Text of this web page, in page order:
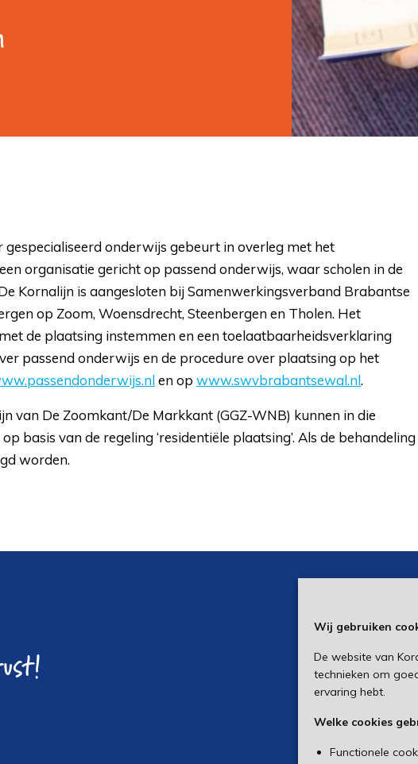
Wij gebruiken
De website van
technieken om
ervaring hebt.
Welke cookies
Functionele
gespecialiseerd onderwijs gebeurt in overleg met het
organisatie gericht op passend onderwijs, waar scholen in de
Kornalijn is aangesloten bij Samenwerkingsverband Brabantse
op Zoom, Woensdrecht, Steenbergen en Tholen. Het
de plaatsing instemmen en een toelaatbaarheidsverklaring
passend onderwijs en de procedure over plaatsing op het
en op www.swvbrabantsewal.nl.
van De Zoomkant/De Markkant (GGZ-WNB) kunnen in die
basis van de regeling ‘residentiële plaatsing’. Als de behandeling
worden.